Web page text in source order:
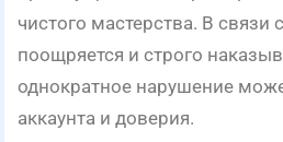
чистого мастерства. В связи
поощряется и строго
однократное нарушение
аккаунта и доверия.